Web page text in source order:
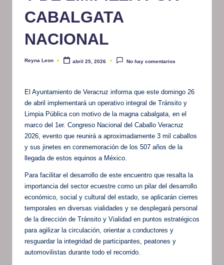
CABALGATA
NACIONAL
Publicado
Reyna Leon abril 25, 2026 No hay comentarios
El Ayuntamiento de Veracruz informa que este domingo 26
de abril implementará un operativo integral de Tránsito y
Limpia Pública con motivo de la magna cabalgata, en el
marco del 1er. Congreso Nacional del Caballo Veracruz
2026, evento que reunirá a aproximadamente 3 mil caballos
y sus jinetes en conmemoración de los 507 años de la
llegada de estos equinos a México.
Para facilitar el desarrollo de este encuentro que resalta la
importancia del sector ecuestre como un pilar del desarrollo
económico, social y cultural del estado, se aplicarán cierres
temporales en diversas vialidades y se desplegará personal
de la dirección de Tránsito y Vialidad en puntos estratégicos
para agilizar la circulación, orientar a conductores y
resguardar la integridad de participantes, peatones y
automovilistas durante todo el recorrido.